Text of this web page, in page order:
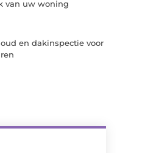
van uw woning
en dakinspectie voor